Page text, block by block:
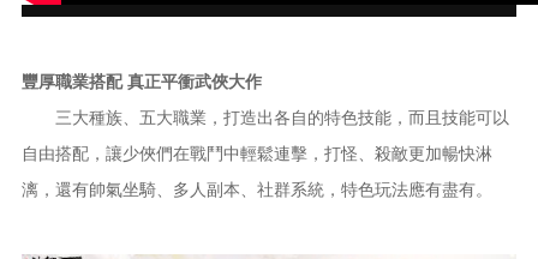
豐厚職業搭配 真正平衝武俠大作
三大種族、五大職業，打造出各自的特色技能，而且技能可以
自由搭配，讓少俠們在戰鬥中輕鬆連擊，打怪、殺敵更加暢快淋
漓，還有帥氣坐騎、多人副本、社群系統，特色玩法應有盡有。